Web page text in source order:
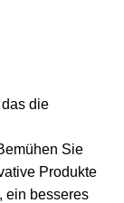
die
Sie
Produkte
ein besseres